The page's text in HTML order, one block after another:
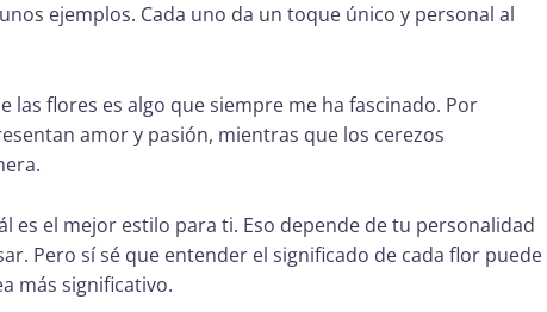
ejemplos. Cada uno da un toque único y personal al
las flores es algo que siempre me ha fascinado. Por
amor y pasión, mientras que los cerezos
es el mejor estilo para ti. Eso depende de tu personalidad
Pero sí sé que entender el significado de cada flor puede
más significativo.